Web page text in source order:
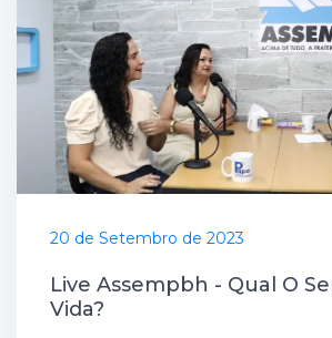
20 de Setembro de 2023
Live Assempbh - Qual O
Vida?